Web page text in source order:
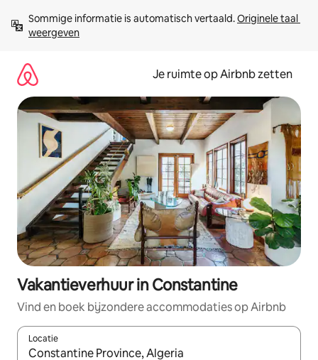
direct
naar
Sommige informatie is automatisch vertaald. Originele taal
weergeven
Je ruimte op Airbnb zetten
Vakantieverhuur in Constantine
Vind en boek bijzondere accommodaties op Airbnb
Locatie
Wanneer er suggesties beschikbaar zijn, maak je een keuze